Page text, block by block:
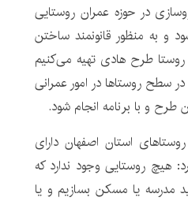
در حوزه عمران روستایی
و به منظور قانونمند ساختن
روستا طرح هادی تهیه می‌کنیم
در سطح روستاها در امور عمرانی
طرح و با برنامه انجام شود.
استان اصفهان دارای
هیچ روستایی وجود ندارد که
مدرسه یا مسکن بسازیم و یا